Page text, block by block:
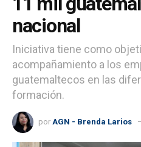
nacional
Iniciativa tiene como
acompañamiento a los
guatemaltecos en las
formación.
por AGN - Brenda Larios